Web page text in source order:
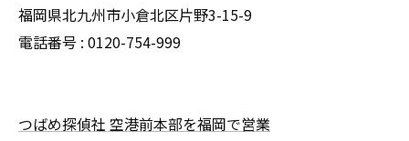
福岡県北九州市小倉北区片野3-15-9
電話番号 : 0120-754-999
つばめ探偵社 空港前本部を福岡で営業